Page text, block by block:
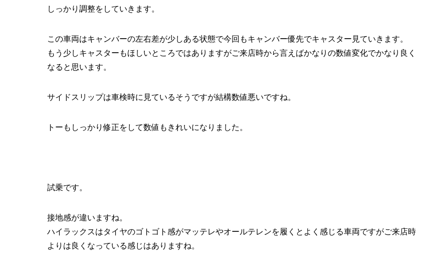
しっかり調整をしていきます。
この車両はキャンバーの左右差が少しある状態で今回もキャンバー優先でキャスター見ていきます。
もう少しキャスターもほしいところではありますがご来店時から言えばかなりの数値変化でかなり良く
なると思います。
サイドスリップは車検時に見ているそうですが結構数値悪いですね。
トーもしっかり修正をして数値もきれいになりました。
試乗です。
接地感が違いますね。
ハイラックスはタイヤのゴトゴト感がマッテレやオールテレンを履くとよく感じる車両ですがご来店時
よりは良くなっている感じはありますね。